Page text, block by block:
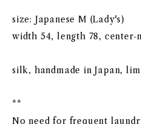
size: Japanese M (Lady's)
width 54, length 78, center-
silk, handmade in Japan,
**
No need for frequent